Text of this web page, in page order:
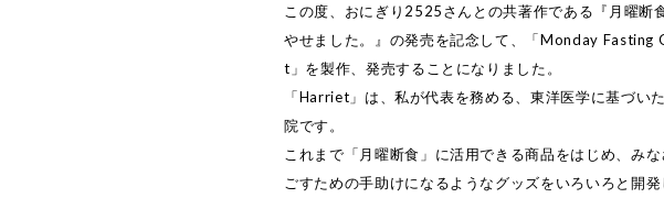
この度、おにぎり2525さんとの共著作である『月曜断
やせました。』の発売を記念して、「Monday
t」を製作、発売することになりました。
「Harriet」は、私が代表を務める、東洋医学に基づい
院です。
これまで「月曜断食」に活用できる商品をはじめ、み
ごすための手助けになるようなグッズをいろいろと開